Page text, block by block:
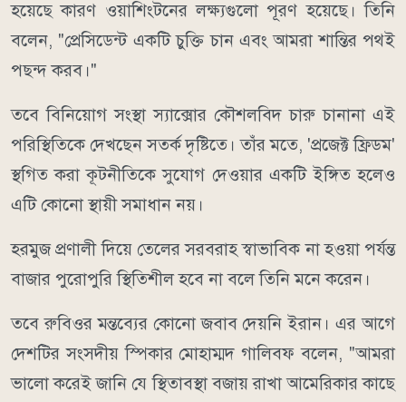
হয়েছে কারণ ওয়াশিংটনের লক্ষ্যগুলো পূরণ হয়েছে। তিনি
বলেন, "প্রেসিডেন্ট একটি চুক্তি চান এবং আমরা শান্তির পথই
পছন্দ করব।"
তবে বিনিয়োগ সংস্থা স্যাক্সোর কৌশলবিদ চারু চানানা এই
পরিস্থিতিকে দেখছেন সতর্ক দৃষ্টিতে। তাঁর মতে, 'প্রজেক্ট ফ্রিডম'
স্থগিত করা কূটনীতিকে সুযোগ দেওয়ার একটি ইঙ্গিত হলেও
এটি কোনো স্থায়ী সমাধান নয়।
হরমুজ প্রণালী দিয়ে তেলের সরবরাহ স্বাভাবিক না হওয়া পর্যন্ত
বাজার পুরোপুরি স্থিতিশীল হবে না বলে তিনি মনে করেন।
তবে রুবিওর মন্তব্যের কোনো জবাব দেয়নি ইরান। এর আগে
দেশটির সংসদীয় স্পিকার মোহাম্মদ গালিবফ বলেন, "আমরা
ভালো করেই জানি যে স্থিতাবস্থা বজায় রাখা আমেরিকার কাছে